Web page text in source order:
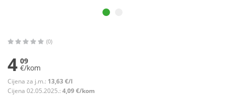
(0)
4 09
€/kom
Cijena za j.m.: 13,63 €/l
Cijena 02.05.2025.: 4,09 €/kom